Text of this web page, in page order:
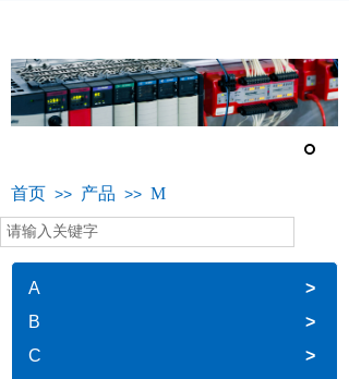
首页 >> 产品 >> M
A
>
B
>
C
>